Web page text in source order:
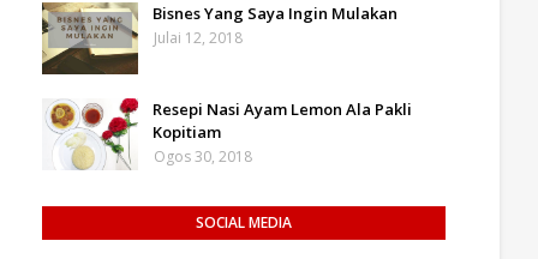
Bisnes Yang Saya Ingin Mulakan
Julai 12, 2018
Resepi Nasi Ayam Lemon Ala Pakli
Kopitiam
Ogos 30, 2018
SOCIAL MEDIA